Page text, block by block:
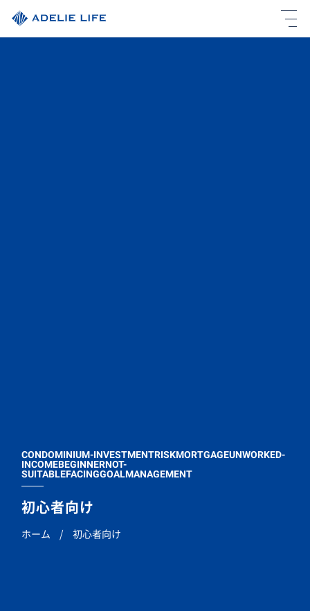
CONDOMINIUM-INVESTMENTRISKMORTGAGEUNWORKED-
INCOMEBEGINNERNOT-
SUITABLEFACINGGOALMANAGEMENT
初心者向け
ホーム / 初心者向け